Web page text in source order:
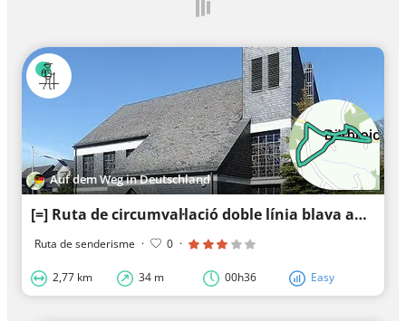
Auf dem Weg in Deutschland
[=] Ruta de circumval·lació doble línia blava aparcament per a senderistes Bärbroich
Ruta de senderisme · 0 ·
2,77 km 34 m 00h36 Easy